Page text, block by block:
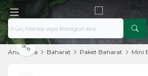
Ana Sayfa Baharat Paket Baharat Mini
Paylaş